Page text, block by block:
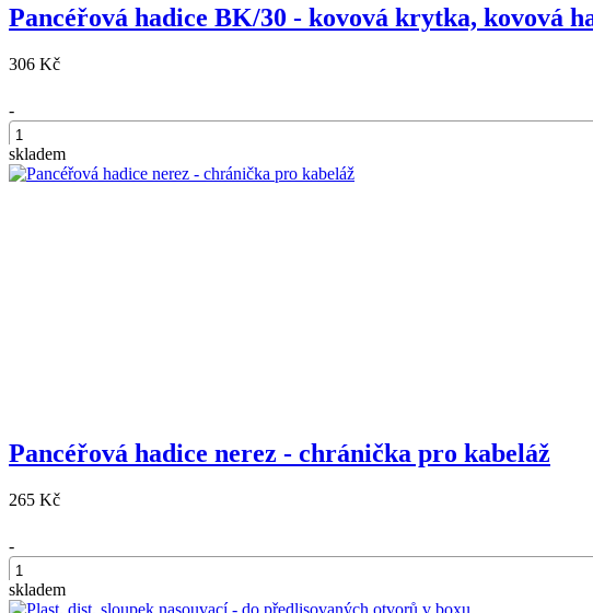
Pancéřová hadice BK/30 - kovová krytka, kovová
306 Kč
-
+
skladem
Pancéřová hadice nerez - chránička pro kabeláž
265 Kč
-
+
skladem